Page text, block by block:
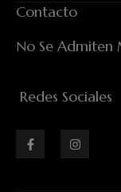
Contacto
No Se Admiten
Redes Sociales